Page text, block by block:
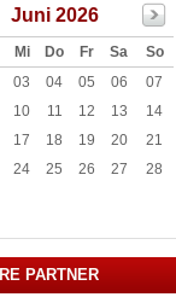
Juni 2026
Mi Do Fr Sa
So
03 04 05 06
07
10 11 12 13
14
17 18 19 20
21
24 25 26 27
28
PARTNER